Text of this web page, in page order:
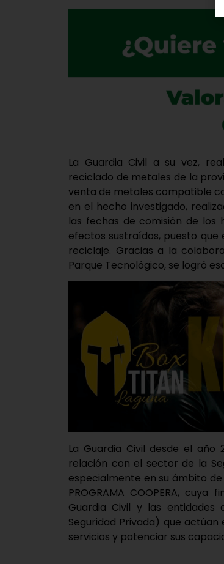
La Guardia Civil a su vez,
reciclado de metales de la
venta de metales compatible
en el hecho investigado,
las fechas de comisión de los
efectos sustraídos, puesto
reciclaje. Gracias a la
Parque Tecnológico, se logró
La Guardia Civil desde el
relación con el sector de la
especialmente en su ámbito
PROGRAMA COOPERA,
Guardia Civil y las entidades
Seguridad Privada) que
servicios y potenciar sus